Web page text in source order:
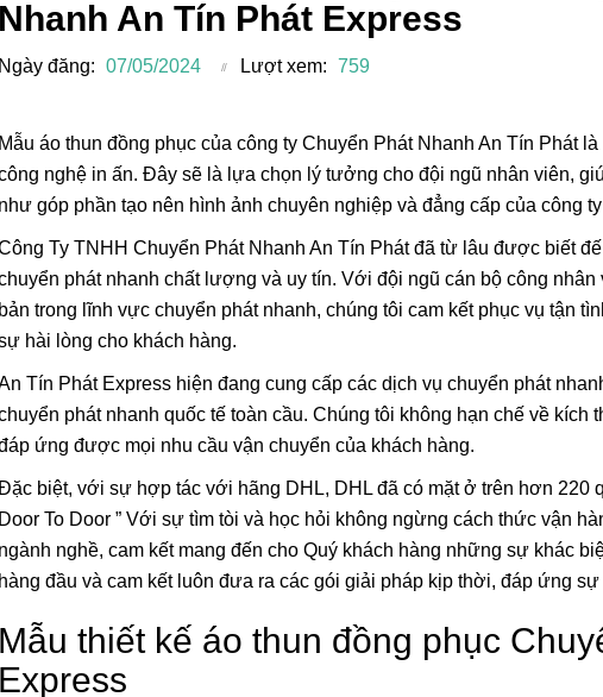
Nhanh An Tín Phát Express
Ngày đăng: 07/05/2024 Lượt xem: 759
Mẫu áo thun đồng phục của công ty Chuyển Phát Nhanh An Tín Phát
nghệ in ấn. Đây sẽ là lựa chọn lý tưởng cho đội ngũ nhân viên,
như góp phần tạo nên hình ảnh chuyên nghiệp và đẳng cấp của công
Ty TNHH Chuyển Phát Nhanh An Tín Phát đã từ lâu được biết
phát nhanh chất lượng và uy tín. Với đội ngũ cán bộ công
bản trong lĩnh vực chuyển phát nhanh, chúng tôi cam kết phục vụ tận
hài lòng cho khách hàng.
Tín Phát Express hiện đang cung cấp các dịch vụ chuyển phát
phát nhanh quốc tế toàn cầu. Chúng tôi không hạn chế về
ứng được mọi nhu cầu vận chuyển của khách hàng.
biệt, với sự hợp tác với hãng DHL, DHL đã có mặt ở trên hơn 220
Door To Door ” Với sự tìm tòi và học hỏi không ngừng cách thức vận
ngành nghề, cam kết mang đến cho Quý khách hàng những sự khác
hàng đầu và cam kết luôn đưa ra các gói giải pháp kịp thời, đáp ứng
Mẫu thiết kế áo thun đồng phục
Express
Lá Cờ Thêu Mini – Patch Ủi
Quốc Kỳ Việt Nam Đẹp, Sắc
Nét
26/06/2025
Phúc Bất Trùng
Đơn Chí Là Gì? Ý
Thực Sự Của Câu
Ngữ Này
15/06/2026